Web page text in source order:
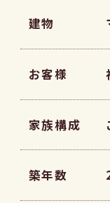
建物
お客様
家族構成
築年数